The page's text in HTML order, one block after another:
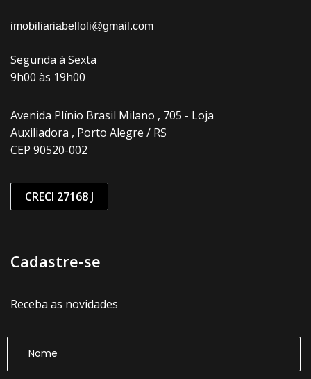
imobiliariabelloli@gmail.com
Segunda à Sexta
9h00 às 19h00
Avenida Plínio Brasil Milano , 705 - Loja
Auxiliadora , Porto Alegre / RS
CEP 90520-002
CRECI 27168 J
Cadastre-se
Receba as novidades